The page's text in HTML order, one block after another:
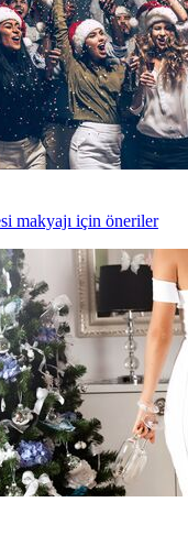
makyajı için öneriler